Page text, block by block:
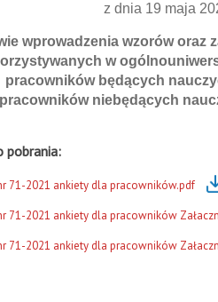
z dnia 19 maja
wprowadzenia wzorów oraz
w
pracowników będących
niebędących
pobrania:
71-2021 ankiety dla pracowników.pdf
71-2021 ankiety dla pracowników
71-2021 ankiety dla pracowników